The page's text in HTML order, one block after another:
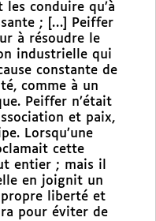
conduire qu’à
; […] Peiffer
à résoudre le
industrielle qui
constante de
comme à un
Peiffer n’était
et paix,
Lorsqu’une
cette
entier ; mais il
en joignit un
propre liberté et
pour éviter de